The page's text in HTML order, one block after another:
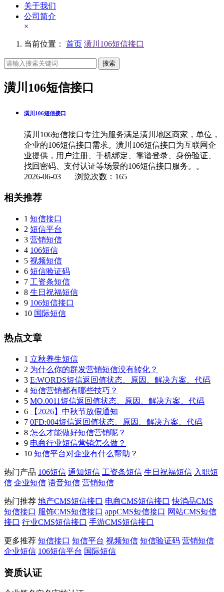
关于我们
公司简介
×
当前位置： 首页 潢川106短信接口
搜索
潢川106短信接口
潢川106短信接口
潢川106短信接口专注为服务满足潢川地区商家，单位，
企业的106短信接口需求。潢川106短信接口为互联网企
业提供，用户注册、手机绑定、靠谱登录、身份验证、
找回密码、支付认证等场景的106短信接口服务。。
2026-06-03 浏览次数：165
相关推荐
1 短信接口
2 短信平台
3 营销短信
4 106短信
5 视频短信
6 短信验证码
7 工资条短信
8 生日祝福短信
9 106短信接口
10 国际短信
热点文章
1 立秋养生短信
2 为什么你的群发营销短信没有转化？
3 E:WORDS短信返回值状态、原因、解决方案、代码
4 短信营销都有哪些技巧？
5 MO.0011短信返回值状态、原因、解决方案、代码
6
【2026】中秋节放假通知
7 0FD:004短信返回值状态、原因、解决方案、代码
8 怎么才能做好短信营销呢？
9 电商行业短信营销怎么做？
10 短信平台对企业有什么帮助？
热门产品 106短信 通知短信 工资条短信 生日祝福短信 入职短
信 企业短信 语音短信 营销短信
热门推荐 地产CMS短信接口 电商CMS短信接口 快消品CMS
短信接口 服饰CMS短信接口 appCMS短信接口 网站CMS短信
接口 行业CMS短信接口 手游CMS短信接口
更多推荐 短信接口 短信平台 视频短信 短信验证码 营销短信
企业短信 106短信平台 国际短信
资质认证